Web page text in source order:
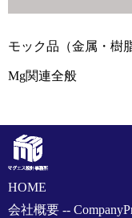
モック品（金属・樹
Mg関連全般
HOME
会社概要 --